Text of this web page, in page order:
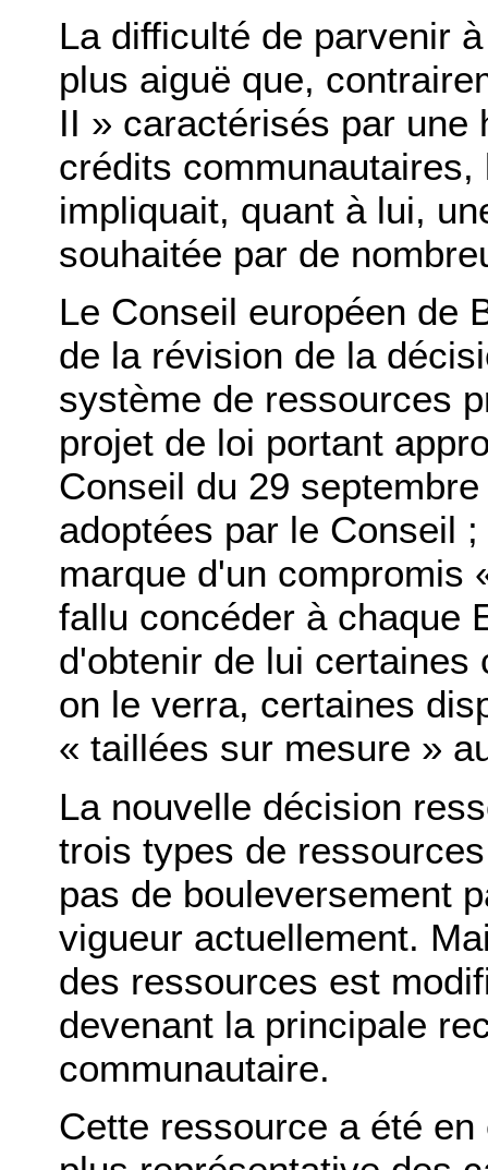
La difficulté de parvenir
plus aiguë que,
II » caractérisés par une
crédits
impliquait, quant à lui,
souhaitée par de
Le Conseil européen de
de la révision de la
système de ressources
projet de loi portant
Conseil du 29
adoptées par le Conseil
marque d'un compromis
fallu concéder à chaque
d'obtenir de lui
on le verra, certaines
« taillées sur mesure »
La nouvelle décision
trois types de
pas de bouleversement
vigueur actuellement.
des ressources est
devenant la principale
communautaire.
Cette ressource a été